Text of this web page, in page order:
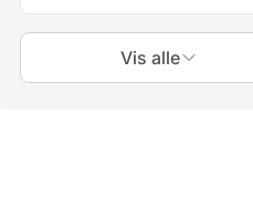
Vis alle